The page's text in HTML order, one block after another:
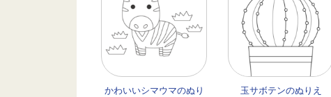
かわいいシマウマのぬり
玉サボテンのぬりえ